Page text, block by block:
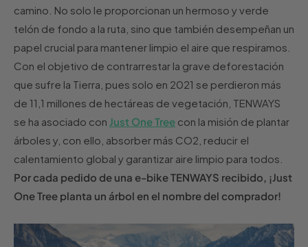
camino. No solo le proporcionan un hermoso y verde
telón de fondo a la ruta, sino que también desempeñan un
papel crucial para mantener limpio el aire que respiramos.
Con el objetivo de contrarrestar la grave deforestación
que sufre la Tierra, pues solo en 2021 se perdieron más
de 11,1 millones de hectáreas de vegetación, TENWAYS
se ha asociado con Just One Tree con la misión de plantar
árboles y, con ello, absorber más CO2, reducir el
calentamiento global y garantizar aire limpio para todos.
Por cada pedido de una e-bike TENWAYS recibido, ¡Just
One Tree planta un árbol en el nombre del comprador!